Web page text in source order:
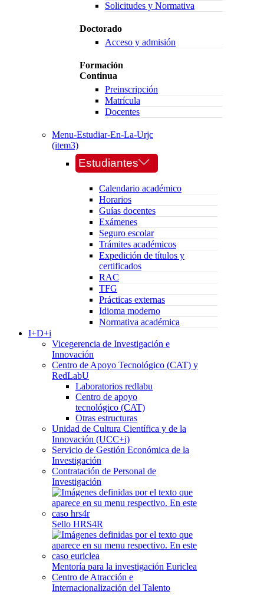
Solicitudes y Normativa
Doctorado
Acceso y admisión
Formación
Continua
Preinscripción
Matrícula
Docentes
Menu-Estudiar-En-La-Urjc
(item3)
Estudiantes
Calendario académico
Horarios
Guías docentes
Exámenes
Seguro escolar
Trámites académicos
Expedición de títulos y
certificados
RAC
TFG
Prácticas externas
Idioma moderno
Normativa académica
I+D+i
Vicegerencia de Investigación e
Innovación
Centro de Apoyo Tecnológico (CAT) y
RedLabU
Laboratorios redlabu
Centro de apoyo
tecnológico (CAT)
Otras estructuras
Unidad de Cultura Científica y de la
Innovación (UCC+i)
Servicio de Gestión Económica de la
Investigación
Contratación de Personal de
Investigación
Sello HRS4R
Mentoría para la investigación Euriclea
Centro de Atracción e
Internacionalización del Talento